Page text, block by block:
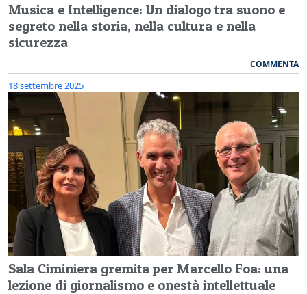
Musica e Intelligence: Un dialogo tra suono e
segreto nella storia, nella cultura e nella
sicurezza
COMMENTA
18 settembre 2025
Sala Ciminiera gremita per Marcello Foa: una
lezione di giornalismo e onestà intellettuale